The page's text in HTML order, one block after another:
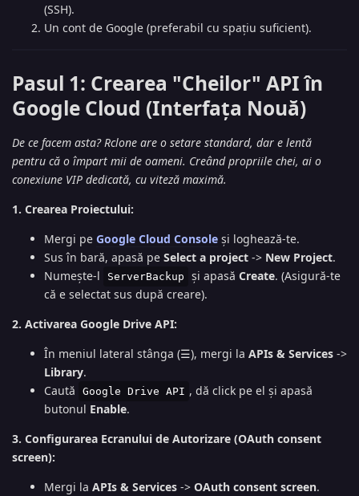
(SSH).
Un cont de Google (preferabil cu spațiu suficient).
Pasul 1: Crearea "Cheilor" API în
Google Cloud (Interfața Nouă)
De ce facem asta? Rclone are o setare standard, dar e lentă
pentru că o împart mii de oameni. Creând propriile chei, ai o
conexiune VIP dedicată, cu viteză maximă.
1. Crearea Proiectului:
Mergi pe Google Cloud Console și loghează-te.
Sus în bară, apasă pe Select a project -> New Project.
Numește-l
ServerBackup și apasă Create. (Asigură-te
că e selectat sus după creare).
2. Activarea Google Drive API:
În meniul lateral stânga (☰), mergi la APIs & Services ->
Library.
Caută
Google Drive API , dă click pe el și apasă
butonul Enable.
3. Configurarea Ecranului de Autorizare (OAuth consent
screen):
Mergi la APIs & Services -> OAuth consent screen.